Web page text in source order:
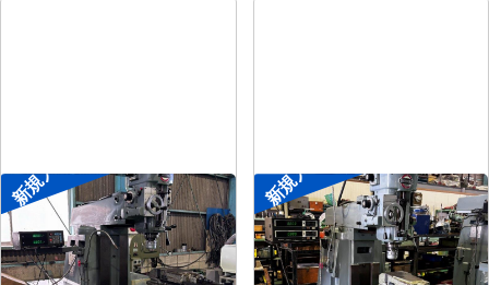
新規入荷
#2ラムフライス盤
メーカー 静岡
形 式 VHR-SD
新規入荷
#1ラムフライス盤
メーカー 静岡
形 式 ST-BC